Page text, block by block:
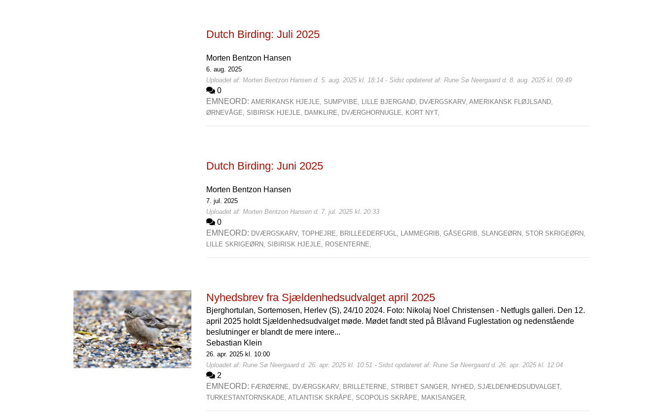
Dutch Birding: Juli 2025
Morten Bentzon Hansen
6. aug. 2025
Uploadet af: Morten Bentzon Hansen d. 5. aug. 2025 kl. 18:14 - Sidst opdateret af: Rune Sø Neergaard d. 8. aug. 2025 kl. 09:49
0
EMNEORD:AMERIKANSK HJEJLE, SUMPVIBE, LILLE BJERGAND, DVÆRGSKARV,AMERIKANSK FLØJLSAND,
ØRNEVÅGE, SIBIRISK HJEJLE, DAMKLIRE, DVÆRGHORNUGLE, KORT NYT,
Dutch Birding: Juni 2025
Morten Bentzon Hansen
7. jul. 2025
Uploadet af: Morten Bentzon Hansen d. 7. jul. 2025 kl. 20:33
0
EMNEORD: DVÆRGSKARV,TOPHEJRE, BRILLEEDERFUGL, LAMMEGRIB,GÅSEGRIB, SLANGEØRN, STOR SKRIGEØRN,
LILLE SKRIGEØRN, SIBIRISK HJEJLE, ROSENTERNE,
Nyhedsbrev fra Sjældenhedsudvalget april 2025
Bjerghortulan, Sortemosen, Herlev (S), 24/10 2024. Foto: Nikolaj Noel Christensen - Netfugls galleri. Den 12.
april 2025 holdt Sjældenhedsudvalget møde. Mødet fandt sted på Blåvand Fuglestation og nedenstående
beslutninger er blandt de mere intere...
Sebastian Klein
26. apr. 2025 kl. 10:00
Uploadet af: Rune Sø Neergaard d. 26. apr. 2025 kl. 10:51 - Sidst opdateret af: Rune Sø Neergaard d. 26. apr. 2025 kl. 12:04
2
EMNEORD: FÆRØERNE, DVÆRGSKARV, BRILLETERNE, STRIBET SANGER, NYHED, SJÆLDENHEDSUDVALGET,
TURKESTANTORNSKADE,ATLANTISK SKRÅPE, SCOPOLIS SKRÅPE, MAKISANGER,